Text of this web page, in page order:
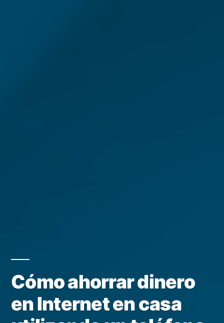
Cómo ahorrar dinero
en Internet en casa